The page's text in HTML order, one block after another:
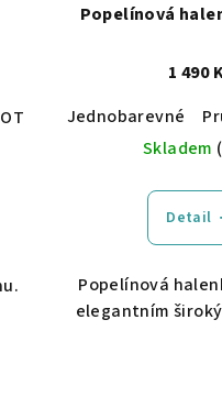
certifikace
Vyšívané
Popelínová
1 490
Jednobarevné
Skladem
Detail
Popelínová
elegantním